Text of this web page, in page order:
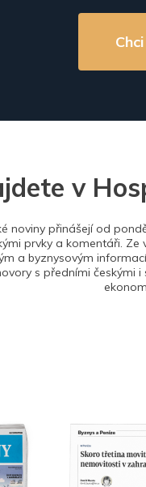
v
noviny přinášejí od
prvky a komentáři. Ze
a byznysovým
s předními českými